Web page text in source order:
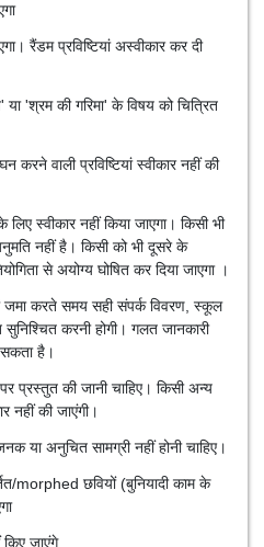
रैंडम प्रविष्टियां अस्वीकार कर दी
या 'श्रम की गरिमा' के विषय को चित्रित
वाली प्रविष्टियां स्वीकार नहीं की
लिए स्वीकार नहीं किया जाएगा। किसी भी
नहीं है। किसी को भी दूसरे के
से अयोग्य घोषित कर दिया जाएगा ।
जमा करते समय सही संपर्क विवरण, स्कूल
करनी होगी। गलत जानकारी
है।
प्रस्तुत की जानी चाहिए। किसी अन्य
नहीं की जाएंगी।
या अनुचित सामग्री नहीं होनी चाहिए।
morphed छवियों (बुनियादी काम के
जाएंगे